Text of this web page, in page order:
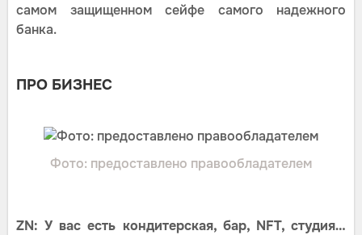
самом защищенном сейфе самого надежного
банка.
ПРО БИЗНЕС
Фото: предоставлено правообладателем
ZN: У вас есть кондитерская, бар, NFT, студия…